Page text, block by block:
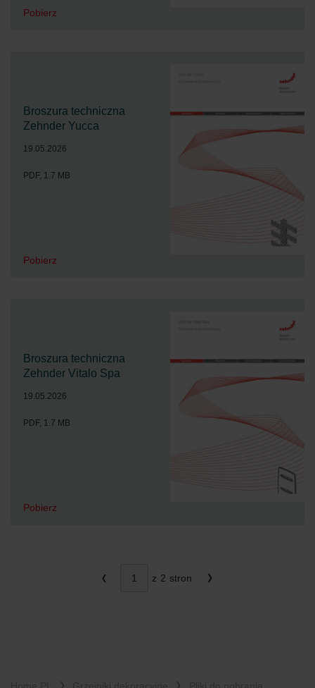
Pobierz
Broszura techniczna
Zehnder Yucca
19.05.2026
PDF, 1.7 MB
Pobierz
Broszura techniczna
Zehnder Vitalo Spa
19.05.2026
PDF, 1.7 MB
Pobierz
z 2 stron